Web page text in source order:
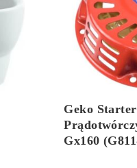
Geko
Gx160